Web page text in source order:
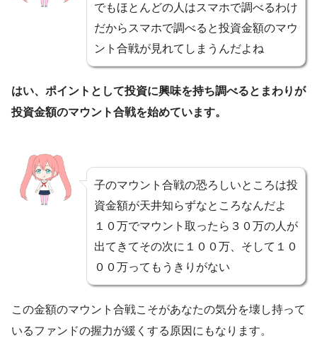
でもほとんどの人はスマホで調べるわけ
だからスマホで調べると投資金額のマウ
ント合戦が見れてしまうんだよね
はい、ポイントとして投資に興味を持ち調べるとまわりが
投資金額のマウント合戦を始めています。
子のマウント合戦の恐ろしいところは投
資金額が天井知らずなところなんだよ
１０万でマウント取ったら３０万の人が
出てきてその次に１００万、そして１０
００万ってもうきりがない
この金額のマウント合戦こそがあなたの気分を壊し持って
いるファンドの握力が緩くする原因にもなります。